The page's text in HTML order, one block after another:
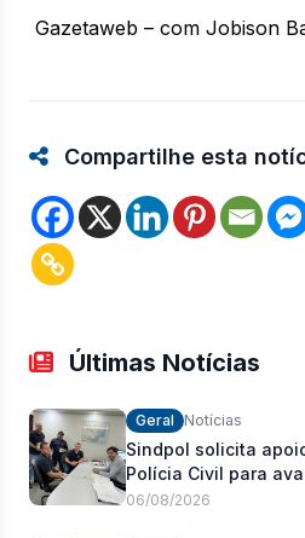
Gazetaweb – com Jobison
Compartilhe esta
Últimas Notícias
Geral Notícias
Sindpol solicita
Polícia Civil para
Estadual
06/08/2026